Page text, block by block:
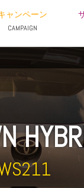
ャンペーン
CAMPAIGN